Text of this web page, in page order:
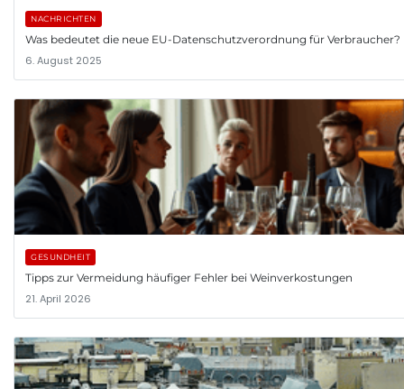
NACHRICHTEN
Was bedeutet die neue EU-Datenschutzverordnung für Verbraucher?
6. August 2025
GESUNDHEIT
Tipps zur Vermeidung häufiger Fehler bei Weinverkostungen
21. April 2026